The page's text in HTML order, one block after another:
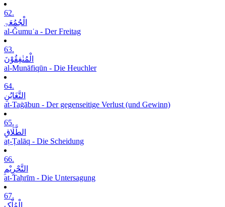
62.
الْجُمُعَۃِ
al-Ǧumuʿa - Der Freitag
63.
الْمُنٰفِقُوْنَ
al-Munāfiqūn - Die Heuchler
64.
التَّغَابُنِ
at-Taġābun - Der gegenseitige Verlust (und Gewinn)
65.
الطَّلَاقِ
aṭ-Ṭalāq - Die Scheidung
66.
التَّحْرِیْمِ
at-Taḥrīm - Die Untersagung
67.